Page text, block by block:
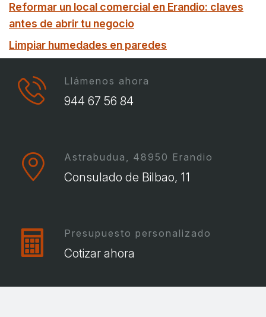
Reformar un local comercial en Erandio: claves
antes de abrir tu negocio
Limpiar humedades en paredes
Llámenos ahora
944 67 56 84
Astrabudua, 48950 Erandio
Consulado de Bilbao, 11
Presupuesto personalizado
Cotizar ahora